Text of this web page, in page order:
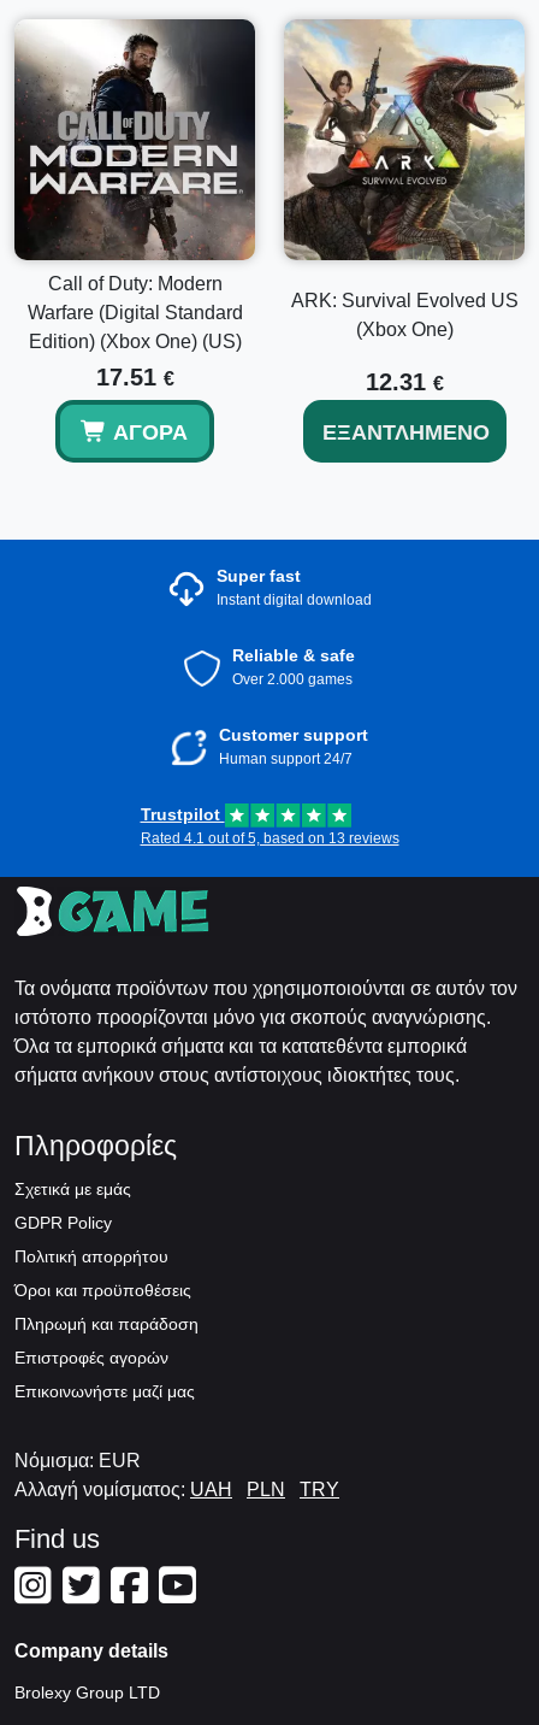
Call of Duty: Modern
Warfare (Digital Standard
Edition) (Xbox One) (US)
17.51 €
ΑΓΟΡΆ
ARK: Survival Evolved US
(Xbox One)
12.31 €
ΕΞΑΝΤΛΗΜΈΝΟ
Super fast
Instant digital download
Reliable & safe
Over 2.000 games
Customer support
Human support 24/7
Trustpilot
Rated 4.1 out of 5, based on 13 reviews
Τα ονόματα προϊόντων που χρησιμοποιούνται σε αυτόν τον
ιστότοπο προορίζονται μόνο για σκοπούς αναγνώρισης.
Όλα τα εμπορικά σήματα και τα κατατεθέντα εμπορικά
σήματα ανήκουν στους αντίστοιχους ιδιοκτήτες τους.
Πληροφορίες
Σχετικά με εμάς
GDPR Policy
Πολιτική απορρήτου
Όροι και προϋποθέσεις
Πληρωμή και παράδοση
Επιστροφές αγορών
Επικοινωνήστε μαζί μας
Νόμισμα: EUR
Αλλαγή νομίσματος: UAH PLN TRY
Find us
Company details
Brolexy Group LTD